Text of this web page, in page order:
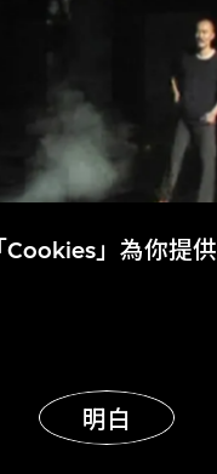
Cookies」為你提
明白
展示更多